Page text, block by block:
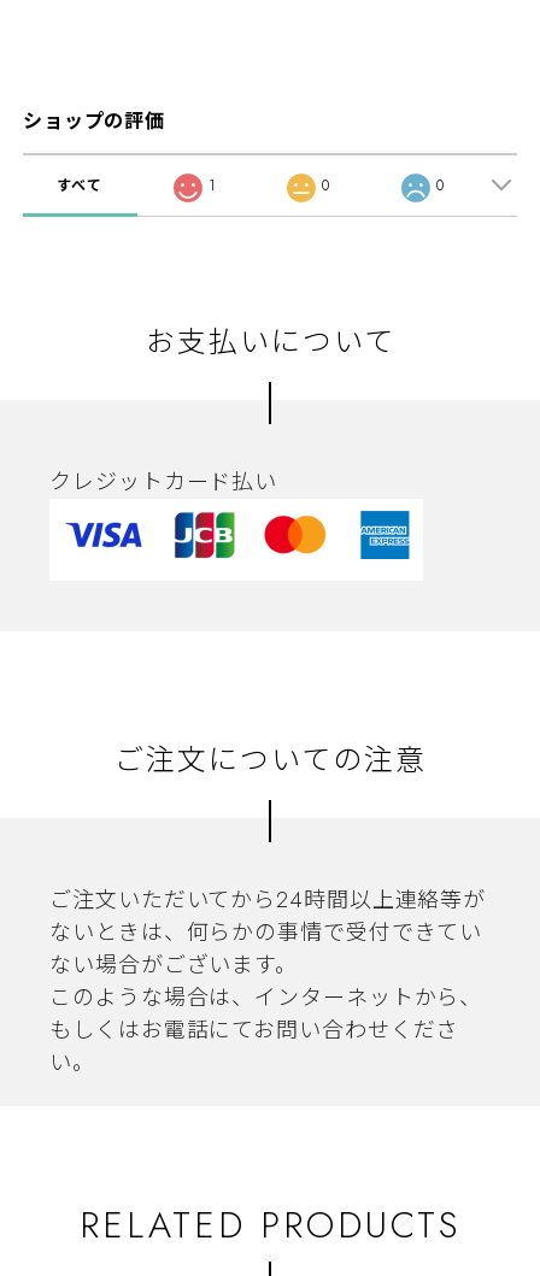
ショップの評価
すべて 1 0 0
お支払いについて
クレジットカード払い
ご注文についての注意
ご注文いただいてから24時間以上連絡等が
ないときは、何らかの事情で受付できてい
ない場合がございます。
このような場合は、インターネットから、
もしくはお電話にてお問い合わせくださ
い。
RELATED PRODUCTS